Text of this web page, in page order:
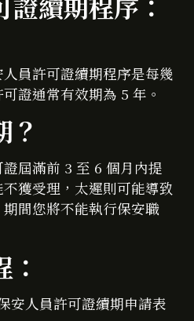
員許可證續期程序是每幾
證通常有效期為 5 年。
？
屆滿前 3 至 6 個月內提
獲受理，太遲則可能導致
間您將不能執行保安職
安人員許可證續期申請表